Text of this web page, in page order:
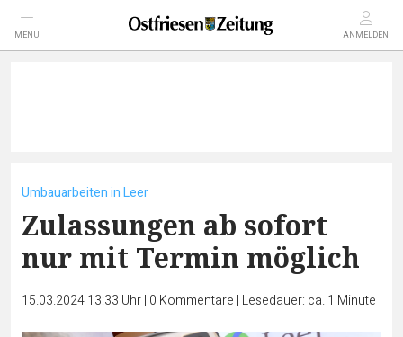
MENÜ ANMELDEN
Umbauarbeiten in Leer
Zulassungen ab sofort
nur mit Termin möglich
15.03.2024 13:33 Uhr| 0 Kommentare | Lesedauer: ca. 1 Minute